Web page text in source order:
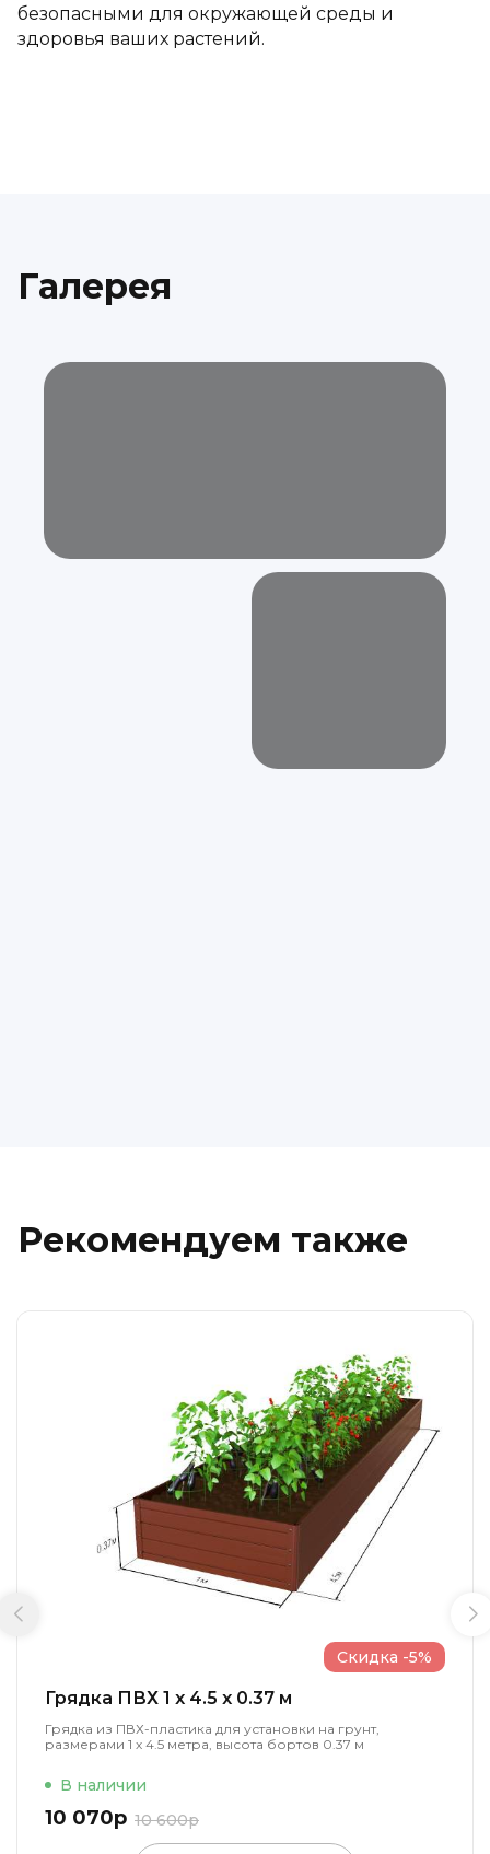
безопасными для окружающей среды и
здоровья ваших растений.
Галерея
Рекомендуем также
Грядка ПВХ 1 x 4.5 x 0.37 м
Грядка из ПВХ-пластика для установки на грунт,
размерами 1 х 4.5 метра, высота бортов 0.37 м
В наличии
10 070р 10 600р
Скидка -5%